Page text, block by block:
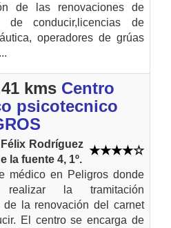
de las renovaciones de
de conducir,licencias de
operadores de grúas
kms Centro
psicotecnico
Rodríguez
la fuente 4, 1º.
médico en Peligros donde
realizar la tramitación
de la renovación del carnet
El centro se encarga de